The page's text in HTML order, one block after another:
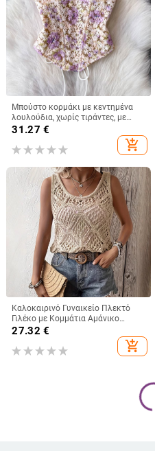
Μπούστο κορμάκι με κεντημένα
λουλούδια, χωρίς τιράντες, με
οστά, κοντό μήκος, θηλυκή
31.27 €
add_shopping_cart
Καλοκαιρινό Γυναικείο Πλεκτό
Γιλέκο με Κομμάτια Αμάνικο
Καλοκαιρινό Μποέμικο Τοπ με
27.32 €
add_shopping_cart